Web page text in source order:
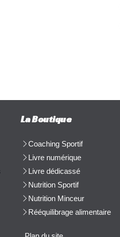
La Boutique
Coaching Sportif
Livre numérique
Livre dédicassé
Nutrition Sportif
Nutrition Minceur
Rééquilibrage alimentaire